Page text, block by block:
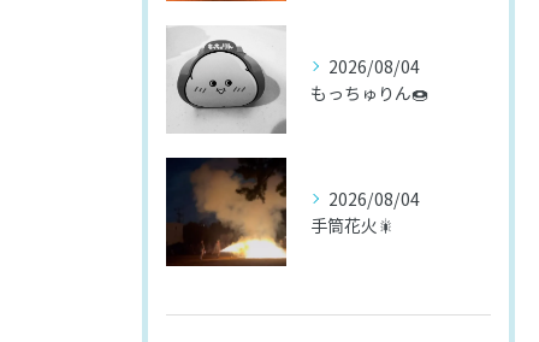
2026/08/04
もっちゅりん🍩
2026/08/04
手筒花火🎇